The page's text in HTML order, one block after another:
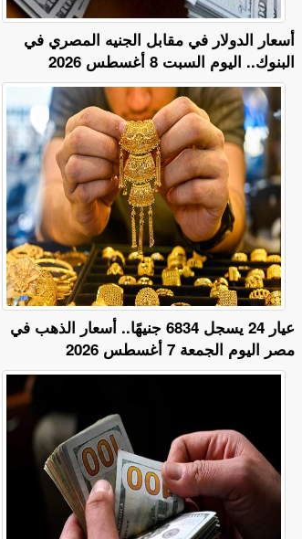
أسعار الدولار في مقابل الجنيه المصري في
البنوك.. اليوم السبت 8 أغسطس 2026
عيار 24 يسجل 6834 جنيهًا.. أسعار الذهب في
مصر اليوم الجمعة 7 أغسطس 2026